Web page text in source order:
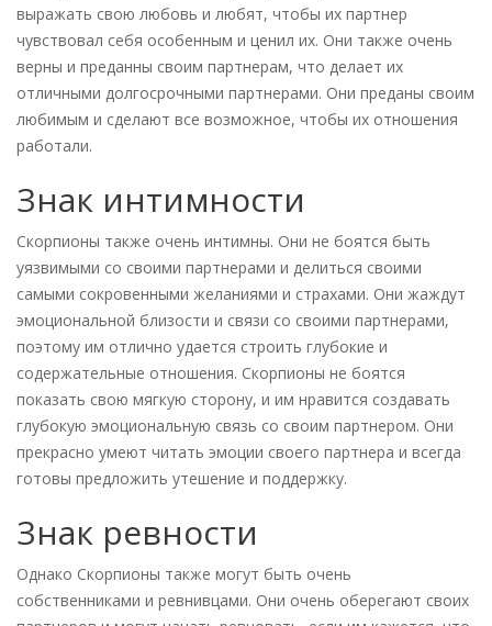
выражать свою любовь и любят, чтобы их партнер
чувствовал себя особенным и ценил их. Они также очень
верны и преданны своим партнерам, что делает их
отличными долгосрочными партнерами. Они преданы своим
любимым и сделают все возможное, чтобы их отношения
работали.
Знак интимности
Скорпионы также очень интимны. Они не боятся быть
уязвимыми со своими партнерами и делиться своими
самыми сокровенными желаниями и страхами. Они жаждут
эмоциональной близости и связи со своими партнерами,
поэтому им отлично удается строить глубокие и
содержательные отношения. Скорпионы не боятся
показать свою мягкую сторону, и им нравится создавать
глубокую эмоциональную связь со своим партнером. Они
прекрасно умеют читать эмоции своего партнера и всегда
готовы предложить утешение и поддержку.
Знак ревности
Однако Скорпионы также могут быть очень
собственниками и ревнивцами. Они очень оберегают своих